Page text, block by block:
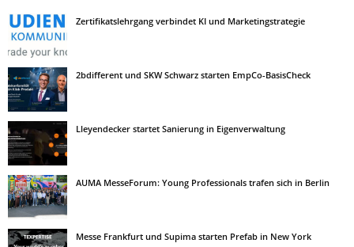
Zertifikatslehrgang verbindet KI und Marketingstrategie
2bdifferent und SKW Schwarz starten EmpCo-BasisCheck
Lleyendecker startet Sanierung in Eigenverwaltung
AUMA MesseForum: Young Professionals trafen sich in Berlin
Messe Frankfurt und Supima starten Prefab in New York